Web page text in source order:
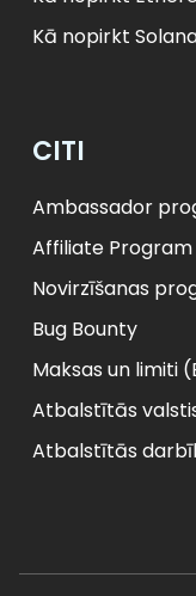
Kā nopirkt
CITI
Ambassador
Affiliate Program
Novirzīšanas
Bug Bounty
Maksas un limiti
Atbalstītās
Atbalstītās